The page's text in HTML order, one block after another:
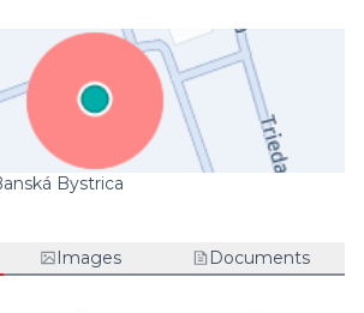
Bystrica
Images Documents